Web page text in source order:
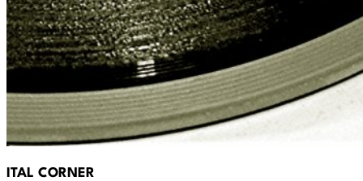
ITAL CORNER